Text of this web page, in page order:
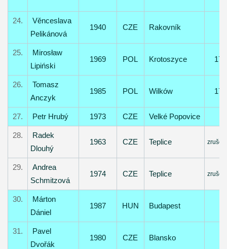
24.
Věnceslava
Pelikánová
1940 CZE Rakovník
25.
Mirosław
Lipiński
1969 POL Krotoszyce 17
26.
Tomasz
Anczyk
1985 POL Wilków 17
27. Petr Hrubý 1973 CZE Velké Popovice
28.
Radek
Dlouhý
1963 CZE Teplice
29.
Andrea
Schmitzová
1974 CZE Teplice
30.
Márton
Dániel
1987 HUN Budapest
31.
Pavel
Dvořák
1980 CZE Blansko